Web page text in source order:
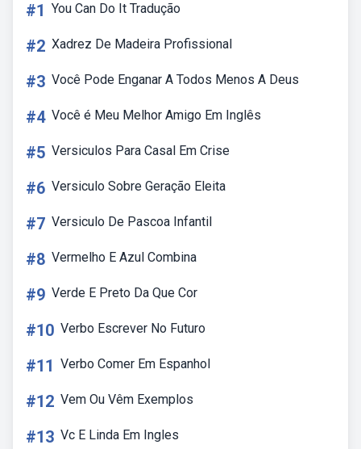
#1 You Can Do It Tradução
#2 Xadrez De Madeira Profissional
#3 Você Pode Enganar A Todos Menos A Deus
#4 Você é Meu Melhor Amigo Em Inglês
#5 Versiculos Para Casal Em Crise
#6 Versiculo Sobre Geração Eleita
#7 Versiculo De Pascoa Infantil
#8 Vermelho E Azul Combina
#9 Verde E Preto Da Que Cor
#10 Verbo Escrever No Futuro
#11 Verbo Comer Em Espanhol
#12 Vem Ou Vêm Exemplos
#13 Vc E Linda Em Ingles